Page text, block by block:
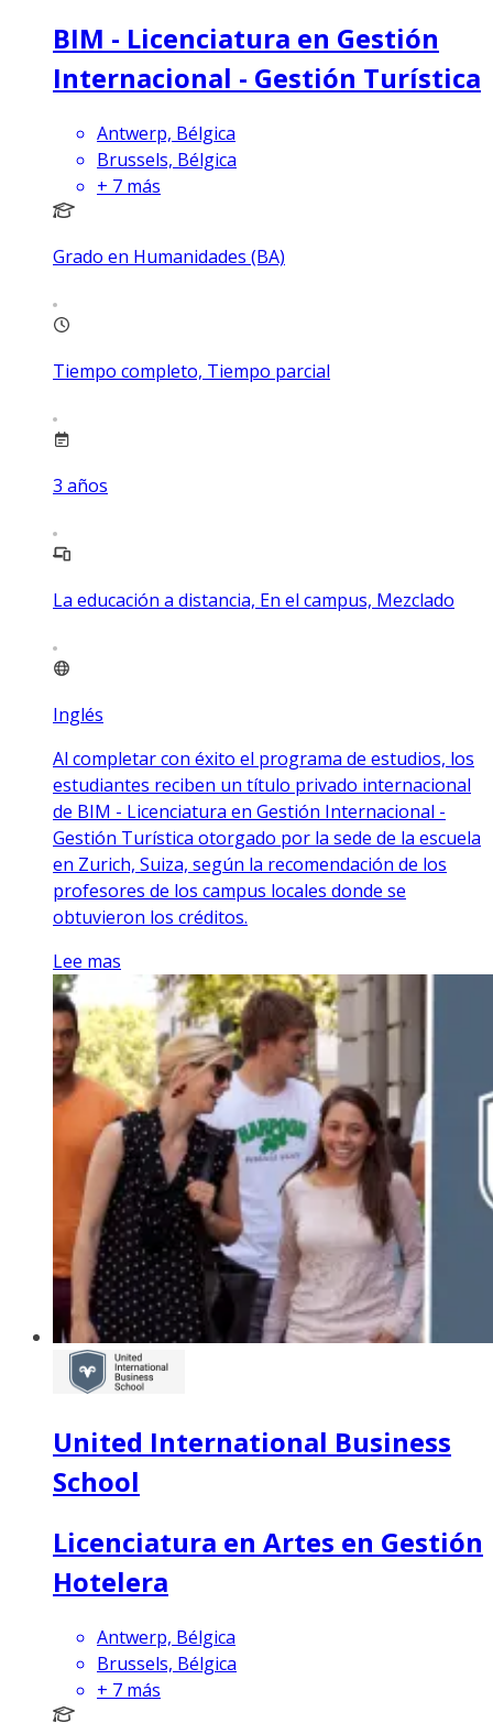
BIM - Licenciatura en Gestión
Internacional - Gestión Turística
Antwerp, Bélgica
Brussels, Bélgica
+ 7 más
Grado en Humanidades (BA)
Tiempo completo, Tiempo parcial
3 años
La educación a distancia, En el campus, Mezclado
Inglés
Al completar con éxito el programa de estudios, los
estudiantes reciben un título privado internacional
de BIM - Licenciatura en Gestión Internacional -
Gestión Turística otorgado por la sede de la escuela
en Zurich, Suiza, según la recomendación de los
profesores de los campus locales donde se
obtuvieron los créditos.
Lee mas
United International Business
School
Licenciatura en Artes en Gestión
Hotelera
Antwerp, Bélgica
Brussels, Bélgica
+ 7 más